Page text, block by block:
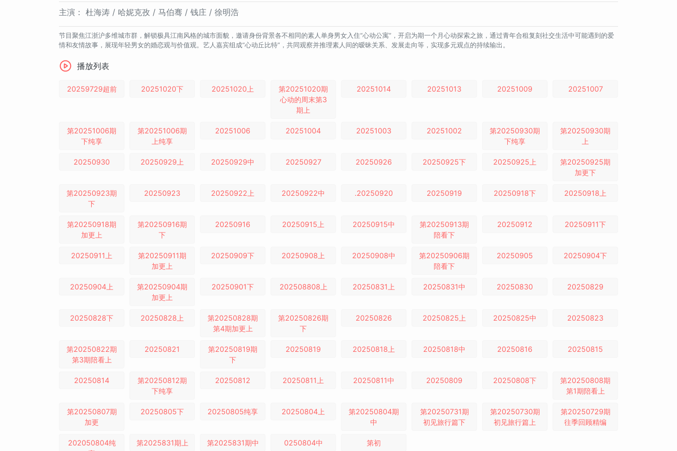
主演： 杜海涛 / 哈妮克孜 / 马伯骞 / 钱庄 / 徐明浩
节目聚焦江浙沪多维城市群，解锁极具江南风格的城市面貌，邀请身份背景各不相同的素人单身男女入住“心动公寓”，开启为期一个月心动探索之旅，通过青年合租复刻社交生活中可能遇到的爱
情和友情故事，展现年轻男女的婚恋观与价值观。艺人嘉宾组成“心动丘比特”，共同观察并推理素人间的暧昧关系、发展走向等，实现多元观点的持续输出。
播放列表
20259729超前 20251020下 20251020上
第20251020期
心动的周末第3
期上
20251014 20251013 20251009 20251007
第20251006期
下纯享
第20251006期
上纯享
20251006 20251004 20251003 20251002
第20250930期
下纯享
第20250930期
上
20250930 20250929上 20250929中 20250927 20250926 20250925下 20250925上
第20250925期
加更下
第20250923期
下
20250923 20250922上 20250922中 .20250920 20250919 20250918下 20250918上
第20250918期
加更上
第20250916期
下
20250916 20250915上 20250915中
第20250913期
陪看下
20250912 20250911下
20250911上
第20250911期
加更上
20250909下 20250908上 20250908中
第20250906期
陪看下
20250905 20250904下
20250904上
第20250904期
加更上
20250901下 202508808上 20250831上 20250831中 20250830 20250829
20250828下 20250828上
第20250828期
第4期加更上
第20250826期
下
20250826 20250825上 20250825中 20250823
第20250822期
第3期陪看上
20250821
第20250819期
下
20250819 20250818上 20250818中 20250816 20250815
20250814
第20250812期
下纯享
20250812 20250811上 20250811中 20250809 20250808下
第20250808期
第1期陪看上
第20250807期
加更
20250805下 20250805纯享 20250804上
第20250804期
中
第20250731期
初见旅行篇下
第20250730期
初见旅行篇上
第20250729期
往季回顾精编
202050804纯
第2025831期上 第2025831期中 0250804中 第初